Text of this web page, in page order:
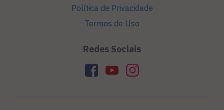
Política de Privacidade
Termos de Uso
Redes Sociais